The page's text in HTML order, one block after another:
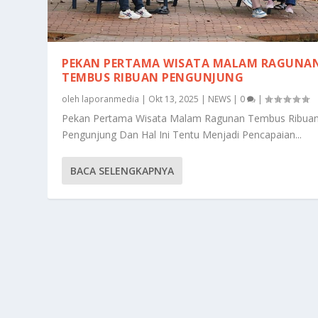
PEKAN PERTAMA WISATA MALAM
TEMBUS RIBUAN PENGUNJUNG
oleh laporanmedia | Okt 13, 2025 | NEWS | 0 |
Pekan Pertama Wisata Malam Ragunan Tembus
Pengunjung Dan Hal Ini Tentu Menjadi Pencapaian...
BACA SELENGKAPNYA